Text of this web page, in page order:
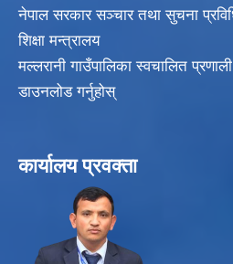
नेपाल सरकार सञ्चार तथा सुचना
शिक्षा मन्त्रालय
मल्लरानी गाउँपालिका स्वचालित प्रणाली
डाउनलोड गर्नुहोस्
कार्यालय प्रवक्ता